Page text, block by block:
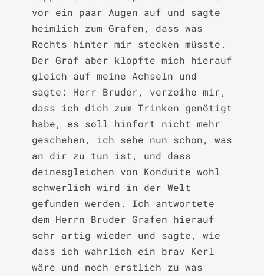
vor ein paar Augen auf und sagte
heimlich zum Grafen, dass was
Rechts hinter mir stecken müsste.
Der Graf aber klopfte mich hierauf
gleich auf meine Achseln und
sagte: Herr Bruder, verzeihe mir,
dass ich dich zum Trinken genötigt
habe, es soll hinfort nicht mehr
geschehen, ich sehe nun schon, was
an dir zu tun ist, und dass
deinesgleichen von Konduite wohl
schwerlich wird in der Welt
gefunden werden. Ich antwortete
dem Herrn Bruder Grafen hierauf
sehr artig wieder und sagte, wie
dass ich wahrlich ein brav Kerl
wäre und noch erstlich zu was